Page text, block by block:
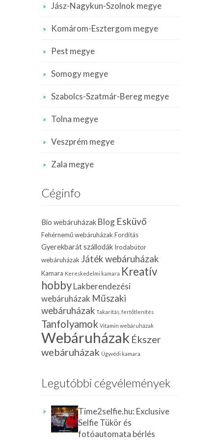
Jász-Nagykun-Szolnok megye
Komárom-Esztergom megye
Pest megye
Somogy megye
Szabolcs-Szatmár-Bereg megye
Tolna megye
Veszprém megye
Zala megye
Céginfo
Bio webáruházak Blog Esküvő
Fehérnemű webáruházakFordítás
Gyerekbarát szállodák Irodabútor
webáruházak Játék webáruházak
Kamara Kereskedelmi kamara Kreatív
hobbyLakberendezési
webáruházak Műszaki
webáruházak Takarítás, fertőtlenítés
Tanfolyamok Vitamin webáruházak
Webáruházak Ékszer
webáruházak Ügyvédi kamara
Legutóbbi cégvélemények
Time2selfie.hu: Exclusive
Selfie Tükör és
fotóautomata bérlés